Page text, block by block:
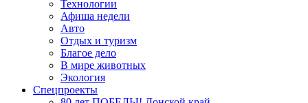
Технологии
Афиша недели
Авто
Отдых и туризм
Благое дело
В мире животных
Экология
Спецпроекты